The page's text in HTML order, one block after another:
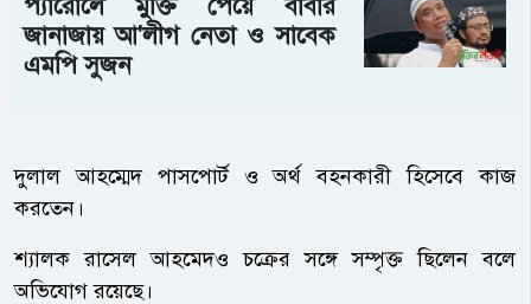
জানাজায় আ'লীগ নেতা ও সাবেক
এমপি সুজন
দুলাল আহম্মেদ পাসপোর্ট ও অর্থ বহনকারী হিসেবে কাজ
করতেন।
শ্যালক রাসেল আহমেদও চক্রের সঙ্গে সম্পৃক্ত ছিলেন বলে
অভিযোগ রয়েছে।